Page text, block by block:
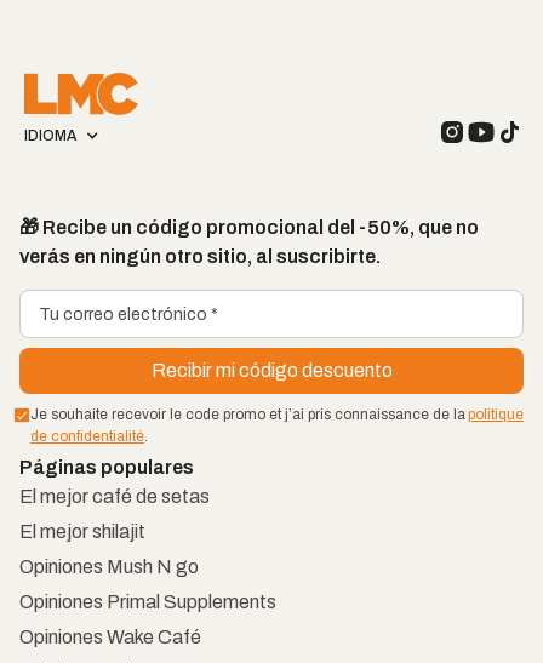
IDIOMA
🎁 Recibe un código promocional del -50%, que no
verás en ningún otro sitio, al suscribirte.
Je souhaite recevoir le code promo et j’ai pris connaissance de lapolitique
de confidentialité.
Páginas populares
El mejor café de setas
El mejor shilajit
Opiniones Mush N go
Opiniones Primal Supplements
Opiniones Wake Café